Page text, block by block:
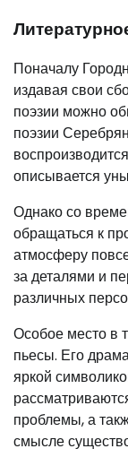
Поначалу
издавая свои
поэзии можно
поэзии
описывается
Однако со
обращаться к
атмосферу
за деталями и
различных
Особое место в
пьесы. Его
яркой
проблемы, а
смысле